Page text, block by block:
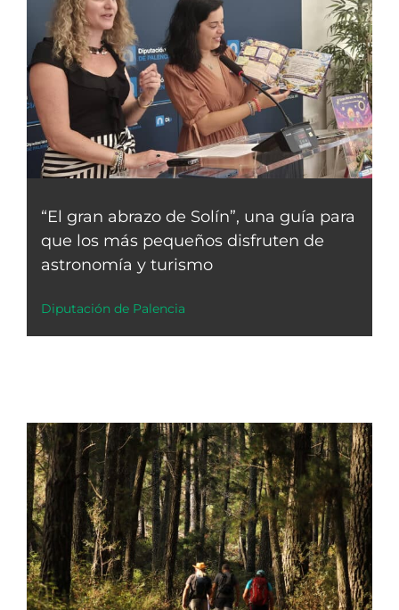
“El gran abrazo de Solín”, una guía para
que los más pequeños disfruten de
astronomía y turismo
Diputación de Palencia